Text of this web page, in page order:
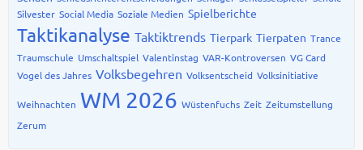
Silvester Social Media Soziale Medien Spielberichte
Taktikanalyse Taktiktrends Tierpark Tierpaten Trance
Traumschule Umschaltspiel Valentinstag VAR-Kontroversen VG Card
Vogel des Jahres Volksbegehren Volksentscheid Volksinitiative
Weihnachten WM 2026 Wüstenfuchs Zeit Zeitumstellung
Zerum